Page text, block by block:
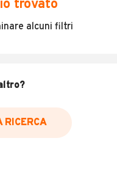
il veicolo
la disponibilità
trovato
alcuni filtri
RICERCA